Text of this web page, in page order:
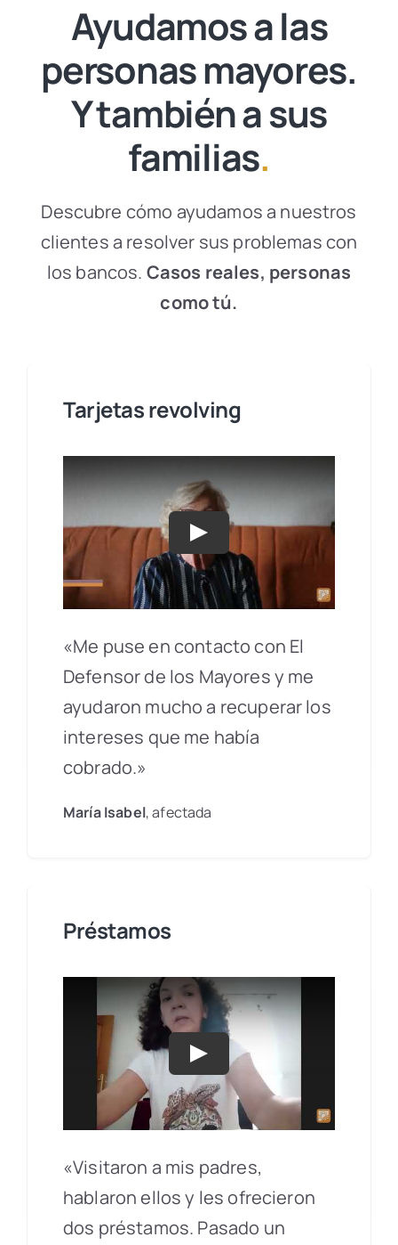
Ayudamos a las
personas mayores.
Y también a sus
familias.
Descubre cómo ayudamos a nuestros
clientes a resolver sus problemas con
los bancos. Casos reales, personas
como tú.
Tarjetas revolving
Play
«Me puse en contacto con El
Defensor de los Mayores y me
ayudaron mucho a recuperar los
intereses que me había
cobrado.»
María Isabel, afectada
Préstamos
Play
«Visitaron a mis padres,
hablaron ellos y les ofrecieron
dos préstamos. Pasado un